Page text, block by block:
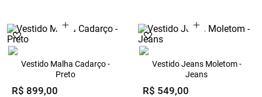
Vestido Malha Cadarço -
Preto
R$ 899,00
Vestido Jeans Moletom -
Jeans
R$ 549,00